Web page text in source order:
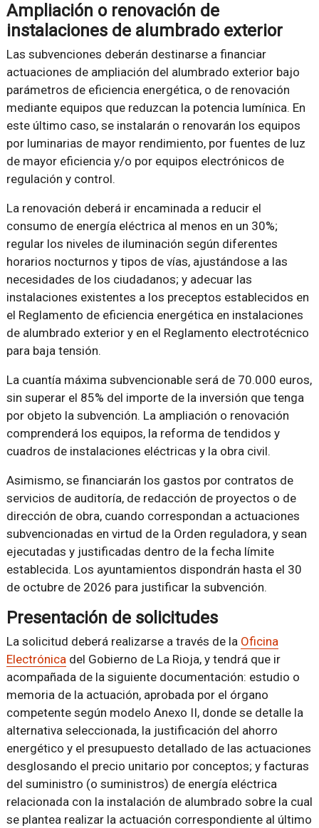
Ampliación o renovación de
instalaciones de alumbrado exterior
Las subvenciones deberán destinarse a financiar
actuaciones de ampliación del alumbrado exterior bajo
parámetros de eficiencia energética, o de renovación
mediante equipos que reduzcan la potencia lumínica. En
este último caso, se instalarán o renovarán los equipos
por luminarias de mayor rendimiento, por fuentes de luz
de mayor eficiencia y/o por equipos electrónicos de
regulación y control.
La renovación deberá ir encaminada a reducir el
consumo de energía eléctrica al menos en un 30%;
regular los niveles de iluminación según diferentes
horarios nocturnos y tipos de vías, ajustándose a las
necesidades de los ciudadanos; y adecuar las
instalaciones existentes a los preceptos establecidos en
el Reglamento de eficiencia energética en instalaciones
de alumbrado exterior y en el Reglamento electrotécnico
para baja tensión.
La cuantía máxima subvencionable será de 70.000 euros,
sin superar el 85% del importe de la inversión que tenga
por objeto la subvención. La ampliación o renovación
comprenderá los equipos, la reforma de tendidos y
cuadros de instalaciones eléctricas y la obra civil.
Asimismo, se financiarán los gastos por contratos de
servicios de auditoría, de redacción de proyectos o de
dirección de obra, cuando correspondan a actuaciones
subvencionadas en virtud de la Orden reguladora, y sean
ejecutadas y justificadas dentro de la fecha límite
establecida. Los ayuntamientos dispondrán hasta el 30
de octubre de 2026 para justificar la subvención.
Presentación de solicitudes
La solicitud deberá realizarse a través de la Oficina
Electrónicadel Gobierno de La Rioja, y tendrá que ir
acompañada de la siguiente documentación: estudio o
memoria de la actuación, aprobada por el órgano
competente según modelo Anexo II, donde se detalle la
alternativa seleccionada, la justificación del ahorro
energético y el presupuesto detallado de las actuaciones
desglosando el precio unitario por conceptos; y facturas
del suministro (o suministros) de energía eléctrica
relacionada con la instalación de alumbrado sobre la cual
se plantea realizar la actuación correspondiente al último